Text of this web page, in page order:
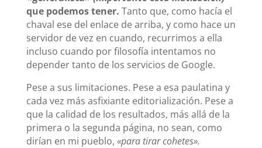
que podemos tener. Tanto que, como hacía el
chaval ese del enlace de arriba, y como hace un
servidor de vez en cuando, recurrimos a ella
incluso cuando por filosofía intentamos no
depender tanto de los servicios de Google.
Pese a sus limitaciones. Pese a esa paulatina y
cada vez más asfixiante editorialización. Pese a
que la calidad de los resultados, más allá de la
primera o la segunda página, no sean, como
dirían en mi pueblo, «para tirar cohetes».